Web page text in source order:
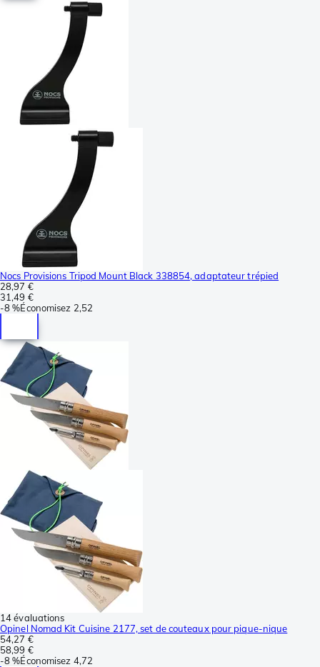
Nocs Provisions Tripod Mount Black 338854, adaptateur trépied
28,97 €
31,49 €
-8 %Économisez 2,52
14 évaluations
Opinel Nomad Kit Cuisine 2177, set de couteaux pour pique-nique
54,27 €
58,99 €
-8 %Économisez 4,72